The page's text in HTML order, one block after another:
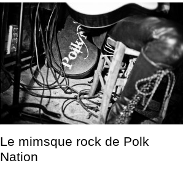
Le mimsque rock de Polk
Nation